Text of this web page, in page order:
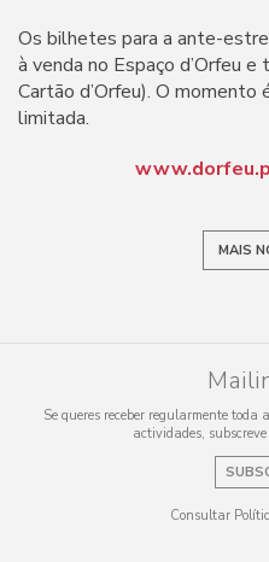
Os bilhetes para a ante-
à venda no Espaço d’Orfeu
Cartão d’Orfeu). O
limitada.
MAIS
Se queres receber regularmente toda
actividades,
Consultar